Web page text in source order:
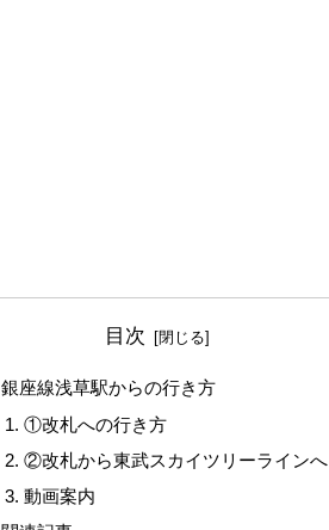
目次
銀座線浅草駅からの行き方
①改札への行き方
②改札から東武スカイツリーラインへ
動画案内